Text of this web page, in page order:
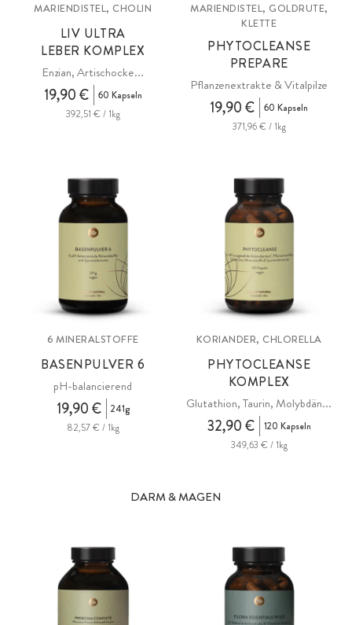
MARIENDISTEL, CHOLIN
LIV ULTRA
LEBER KOMPLEX
Enzian, Artischocke...
19,90 €
60 Kapseln
392,51 € / 1kg
MARIENDISTEL, GOLDRUTE,
KLETTE
PHYTOCLEANSE
PREPARE
Pflanzenextrakte & Vitalpilze
19,90 €
60 Kapseln
371,96 € / 1kg
6 MINERALSTOFFE
BASENPULVER 6
pH-balancierend
19,90 €
241g
82,57 € / 1kg
KORIANDER, CHLORELLA
PHYTOCLEANSE
KOMPLEX
Glutathion, Taurin, Molybdän...
32,90 €
120 Kapseln
349,63 € / 1kg
DARM & MAGEN